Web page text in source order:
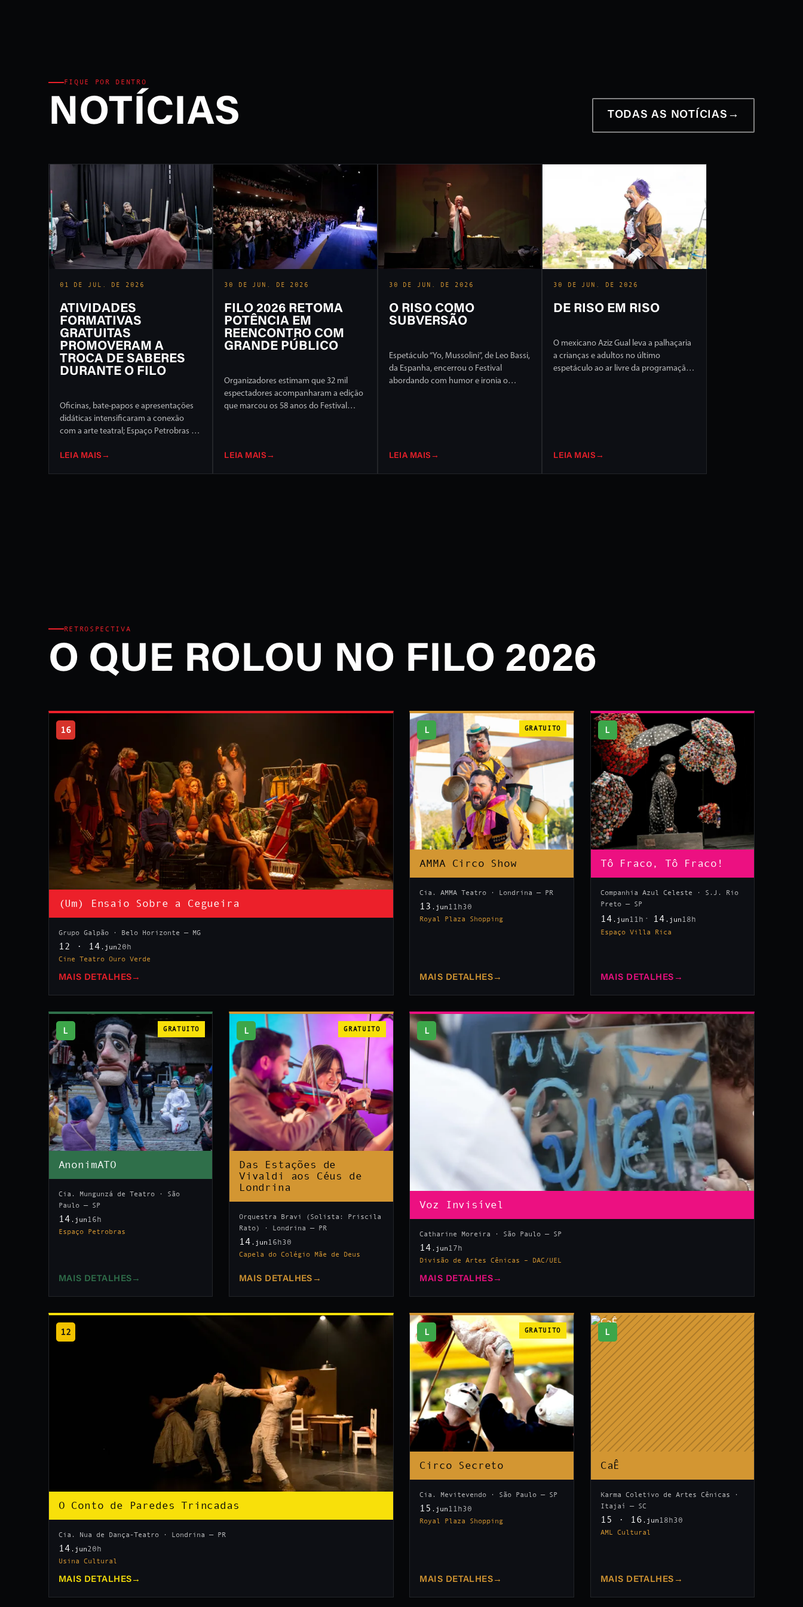
FIQUE POR DENTRO
NOTÍCIAS TODAS AS NOTÍCIAS →
01 DE JUL. DE 2026
ATIVIDADES
FORMATIVAS
GRATUITAS
PROMOVERAM A
TROCA DE SABERES
DURANTE O FILO
Oficinas, bate-papos e apresentações
didáticas intensificaram a conexão
com a arte teatral; Espaço Petrobras foi
LEIA MAIS →
30 DE JUN. DE 2026
FILO 2026 RETOMA
POTÊNCIA EM
REENCONTRO COM
GRANDE PÚBLICO
Organizadores estimam que 32 mil
espectadores acompanharam a edição
que marcou os 58 anos do Festival
LEIA MAIS →
30 DE JUN. DE 2026
O RISO COMO
SUBVERSÃO
Espetáculo “Yo, Mussolini”, de Leo Bassi,
da Espanha, encerrou o Festival
abordando com humor e ironia o
LEIA MAIS →
30 DE JUN. DE 2026
DE RISO EM RISO
O mexicano Aziz Gual leva a palhaçaria
a crianças e adultos no último
espetáculo ao ar livre da programação
LEIA MAIS →
RETROSPECTIVA
O QUE ROLOU NO FILO 2026
16
(Um) Ensaio Sobre a Cegueira
Grupo Galpão · Belo Horizonte — MG
12 · 14 .jun20h
Cine Teatro Ouro Verde
MAIS DETALHES →
L GRATUITO
AMMA Circo Show
Cia. AMMA Teatro · Londrina — PR
13 .jun11h30
Royal Plaza Shopping
MAIS DETALHES →
L
Tô Fraco, Tô Fraco!
Companhia Azul Celeste · S.J. Rio
Preto — SP
14 .jun11h 14 .jun18h
Espaço Villa Rica
MAIS DETALHES →
L GRATUITO
AnonimATO
Cia. Mungunzá de Teatro · São
Paulo — SP
14 .jun 16h
Espaço Petrobras
MAIS DETALHES →
L GRATUITO
Das Estações de
Vivaldi aos Céus de
Londrina
Orquestra Bravi (Solista: Priscila
Rato) · Londrina — PR
14 .jun 16h30
Capela do Colégio Mãe de Deus
MAIS DETALHES →
L
Voz Invisível
Catharine Moreira · São Paulo — SP
14 .jun 17h
Divisão de Artes Cênicas – DAC/UEL
MAIS DETALHES →
12
O Conto de Paredes Trincadas
Cia. Nua de Dança-Teatro · Londrina — PR
14 .jun20h
Usina Cultural
MAIS DETALHES →
L GRATUITO
Circo Secreto
Cia. Mevitevendo · São Paulo — SP
15 .jun11h30
Royal Plaza Shopping
MAIS DETALHES →
L
CaÊ
Karma Coletivo de Artes Cênicas ·
Itajaí — SC
15 · 16 .jun18h30
AML Cultural
MAIS DETALHES →